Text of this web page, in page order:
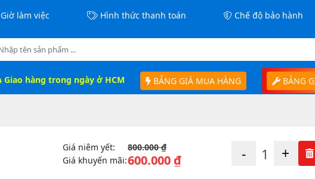
Giờ làm việc Hình thức thanh toán Chế độ bảo hành
Giao hàng trong ngày ở HCM BẢNG GIÁ MUA HÀNG BẢNG
Giá niêm yết:
800.000 ₫
Giá khuyến mãi:600.000 ₫ - +